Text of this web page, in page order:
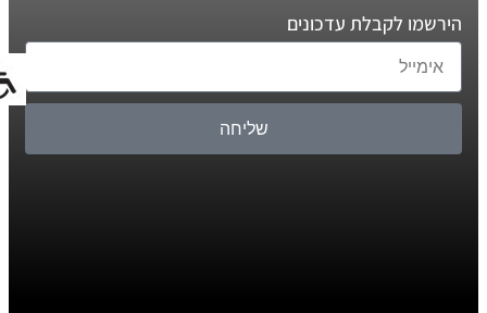
הירשמו לקבלת עדכונים
שליחה